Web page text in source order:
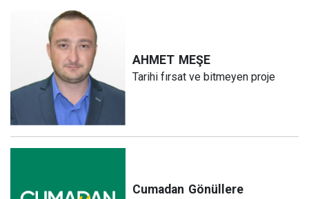
AHMET MEŞE
Tarihi fırsat ve bitmeyen proje
Cumadan Gönüllere